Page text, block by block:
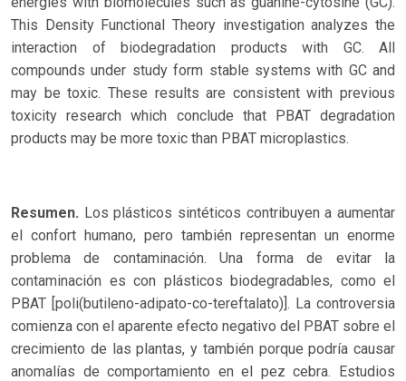
This Density Functional Theory investigation analyzes the
interaction of biodegradation products with GC. All
compounds under study form stable systems with GC and
may be toxic. These results are consistent with previous
toxicity research which conclude that PBAT degradation
products may be more toxic than PBAT microplastics.
Resumen. Los plásticos sintéticos contribuyen a aumentar
el confort humano, pero también representan un enorme
problema de contaminación. Una forma de evitar la
contaminación es con plásticos biodegradables, como el
PBAT [poli(butileno-adipato-co-tereftalato)]. La controversia
comienza con el aparente efecto negativo del PBAT sobre el
crecimiento de las plantas, y también porque podría causar
anomalías de comportamiento en el pez cebra. Estudios